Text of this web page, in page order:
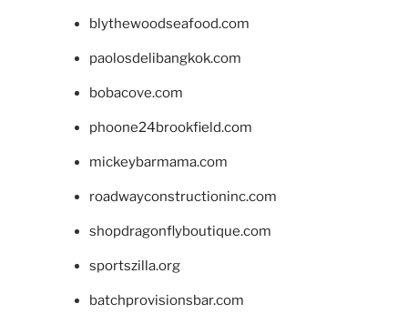
blythewoodseafood.com
paolosdelibangkok.com
bobacove.com
phoone24brookfield.com
mickeybarmama.com
roadwayconstructioninc.com
shopdragonflyboutique.com
sportszilla.org
batchprovisionsbar.com